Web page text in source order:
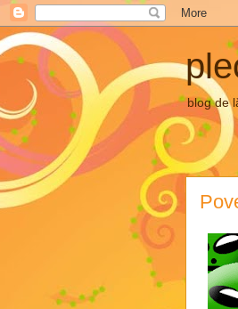
blog de